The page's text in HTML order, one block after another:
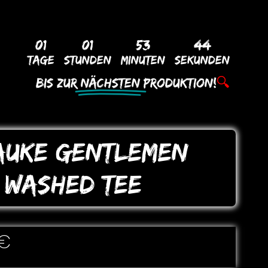
01
Tage
01
Stunden
53
Minuten
43
Sekunden
Bis ZurNächsten Produktion!🔍
GENTLEMEN
TEE